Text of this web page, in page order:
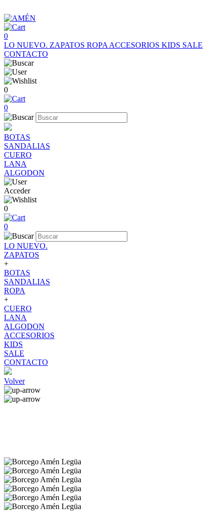
0
LO NUEVO. ZAPATOS ROPA ACCESORIOS KIDS SALE
CONTACTO
0
0
BOTAS
SANDALIAS
CUERO
LANA
ALGODON
Acceder
0
0
LO NUEVO.
ZAPATOS
+
BOTAS
SANDALIAS
ROPA
+
CUERO
LANA
ALGODON
ACCESORIOS
KIDS
SALE
CONTACTO
Volver